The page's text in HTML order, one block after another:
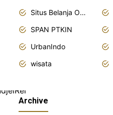
Ke
Jogja
Situs Belanja Online
SPAN PTKIN
UrbanIndo
wisata
Archive